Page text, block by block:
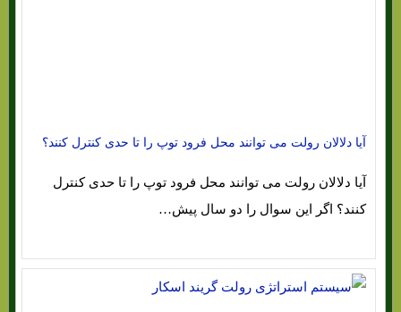
آیا دلالان رولت می توانند محل فرود توپ را تا حدی کنترل کنند؟
آیا دلالان رولت می توانند محل فرود توپ را تا حدی کنترل
کنند؟ اگر این سوال را دو سال پیش…